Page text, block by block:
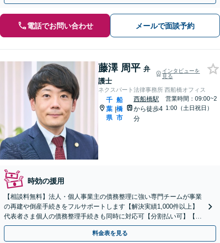
電話でお問い合わせ メールで面談予約
藤澤 周平 弁
護士
インタビューを
見る
ネクスパート法律事務所 西船橋オフィス
千
葉
県
|
船
橋
市
西船橋駅
から徒歩4
分
営業時間：09:00~2
1:00（土日祝日）
時効の援用
【相談料無料】法人・個人事業主の債務整理に強い専門チームが事業
の再建や倒産手続きをフルサポートします【解決実績1,000件以上】
代表者さま個人の債務整理手続きも同時に対応可【分割払い可】【後
払い応相談】【夜間・休日相談可】
料金表を見る